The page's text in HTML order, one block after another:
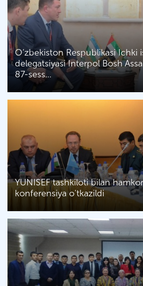
O‘zbekiston Respublikasi Ichki
delegatsiyasi Interpol Bosh
87-sess…
YUNISEF tashkiloti bilan
konferensiya o'tkazildi